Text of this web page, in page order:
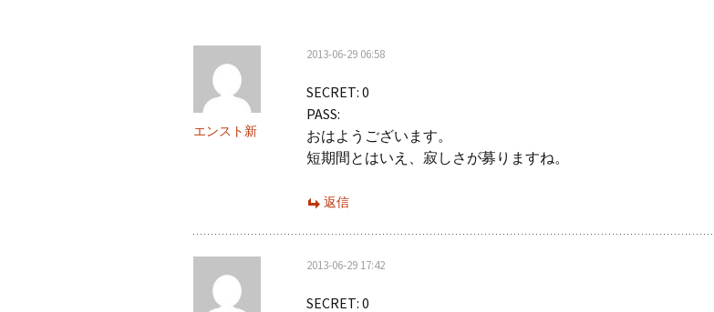
エンスト新
2013-06-29 06:58
SECRET: 0
PASS:
おはようございます。
短期間とはいえ、寂しさが募りますね。
返信
2013-06-29 17:42
SECRET: 0